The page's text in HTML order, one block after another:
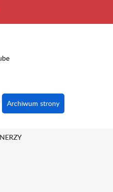
Archiwum strony